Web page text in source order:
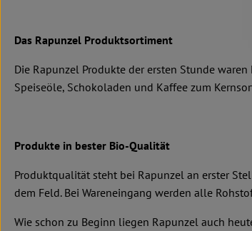
Das Rapunzel Produktsortiment
Die Rapunzel Produkte der ersten Stunde
Speiseöle, Schokoladen und Kaffee zum
Produkte in bester Bio-Qualität
Produktqualität steht bei Rapunzel an erster
dem Feld. Bei Wareneingang werden alle
Wie schon zu Beginn liegen Rapunzel auch